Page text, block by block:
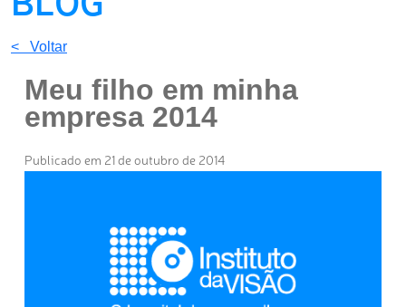
< Voltar
Meu filho em minha
empresa 2014
Publicado em 21 de outubro de 2014